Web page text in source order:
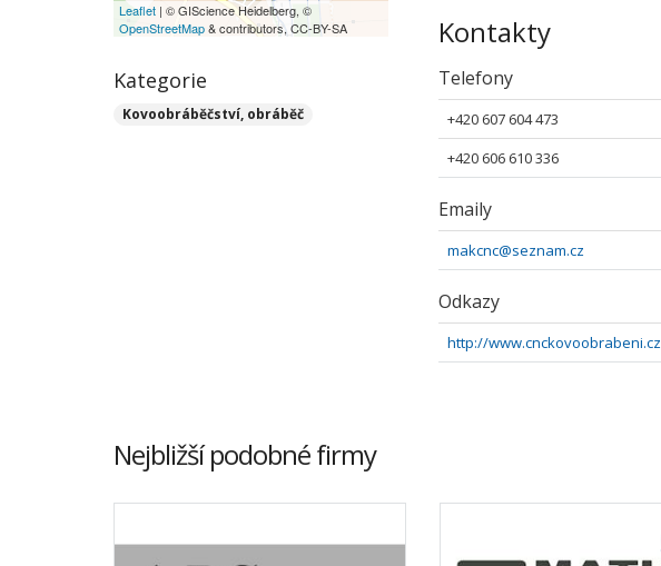
Kontakty
Telefony
+420 607 604 473
+420 606 610 336
Emaily
makcnc@seznam.cz
Odkazy
http://www.cnckovoobrabeni.cz
Leaflet | © GIScience Heidelberg, ©
OpenStreetMap& contributors, CC-BY-SA
Kategorie
Kovoobráběčství, obráběč
Nejbližší podobné firmy